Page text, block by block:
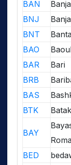
BAN
BNJ
BNT
BAO
BAR
Bari
BRB
BAS
BTK
BAY
BED